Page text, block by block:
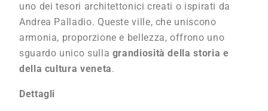
uno dei tesori architettonici creati o ispirati da
Andrea Palladio. Queste ville, che uniscono
armonia, proporzione e bellezza, offrono uno
sguardo unico sulla grandiosità della storia e
della cultura veneta.
Dettagli